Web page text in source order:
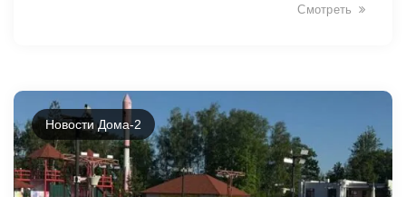
Смотреть
Новости Дома-2